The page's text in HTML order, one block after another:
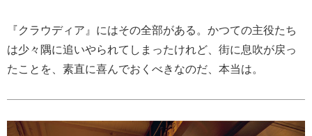
『クラウディア』にはその全部がある。かつての主役たち
は少々隅に追いやられてしまったけれど、街に息吹が戻っ
たことを、素直に喜んでおくべきなのだ、本当は。